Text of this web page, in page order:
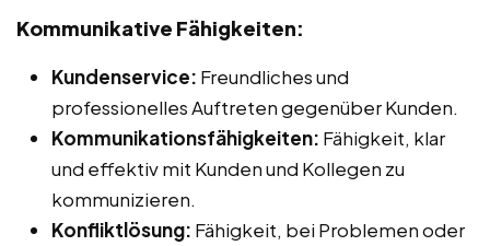
Kommunikative Fähigkeiten:
Kundenservice: Freundliches und
professionelles Auftreten gegenüber Kunden.
Kommunikationsfähigkeiten: Fähigkeit, klar
und effektiv mit Kunden und Kollegen zu
kommunizieren.
Konfliktlösung: Fähigkeit, bei Problemen oder